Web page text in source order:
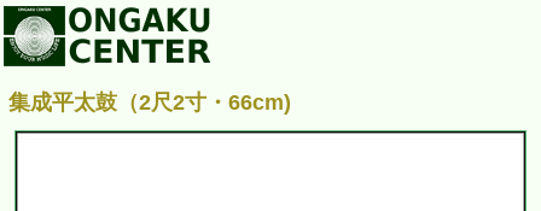
集成平太鼓（2尺2寸・66cm)